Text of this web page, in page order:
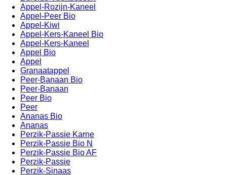
Appel-Rozijn-Kaneel
Appel-Peer Bio
Appel-Kiwi
Appel-Kers-Kaneel Bio
Appel-Kers-Kaneel
Appel Bio
Appel
Granaatappel
Peer-Banaan Bio
Peer-Banaan
Peer Bio
Peer
Ananas Bio
Ananas
Perzik-Passie Karne
Perzik-Passie Bio N
Perzik-Passie Bio AF
Perzik-Passie
Perzik-Sinaas